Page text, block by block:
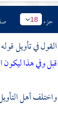
جزء 18
القول في تأويل
قبل وفي هذا
واختلف أهل